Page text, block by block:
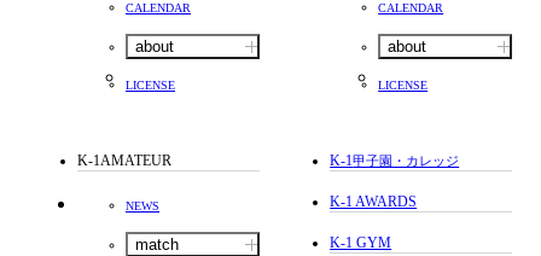
CALENDAR
about
LICENSE
CALENDAR
about
LICENSE
K-1AMATEUR
NEWS
match
K-1甲子園・カレッジ
K-1 AWARDS
K-1 GYM